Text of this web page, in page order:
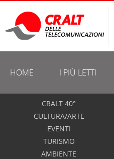
HOME I PIÙ LETTI
CRALT 40°
CULTURA/ARTE
EVENTI
TURISMO
AMBIENTE